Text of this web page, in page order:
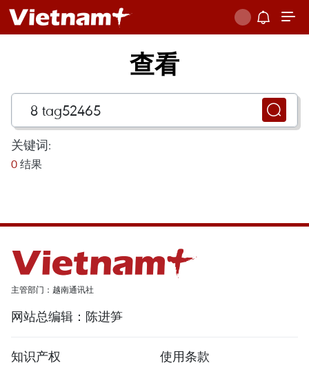
查看
关键词:
0 结果
主管部门：越南通讯社
网站总编辑：陈进笋
知识产权
使用条款